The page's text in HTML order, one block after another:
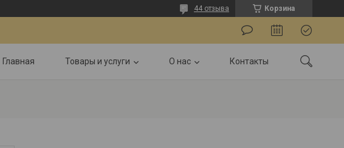
Корзина
44 отзыва
Главная Товары и услуги О нас Контакты